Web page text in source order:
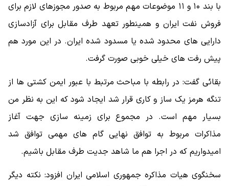
با بند ۱۰ و ۱۱ موضوعات مهم مربوط به صدور مجوزهای لازم برای
فروش نفت ایران و همینطور تعهد طرف مقابل برای آزادسازی
دارایی های محدود شده یا مسدود شده ایران. در این مورد هم
پیش رفت های خیلی خوبی صورت گرفت.
بقائی گفت: در رابطه با مباحث مرتبط با عبور ایمن کشتی ها از
تنگه هرمز یک ساز و کاری قرار شد ایجاد شود که این به نظر من
بسیار مهم است. در مجموع برای زمینه سازی جهت آغاز
مذاکرات مربوط به توافق نهایی گام های مهمی توافق شد
امیدواریم که در اجرا هم ما شاهد جدیت طرف مقابل باشیم.
سخنگوی هیات مذاکره جمهوری اسلامی ایران افزود: نکته دیگر